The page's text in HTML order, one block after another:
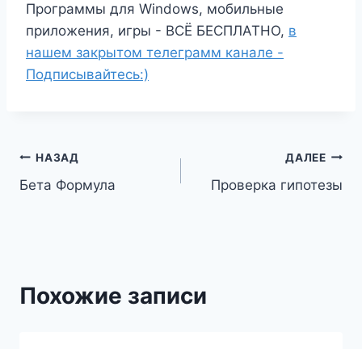
Программы для Windows, мобильные
приложения, игры - ВСЁ БЕСПЛАТНО, в
нашем закрытом телеграмм канале -
Подписывайтесь:)
Навигация
по
НАЗАД
Бета Формула
ДАЛЕЕ
Проверка гипотезы
Похожие записи